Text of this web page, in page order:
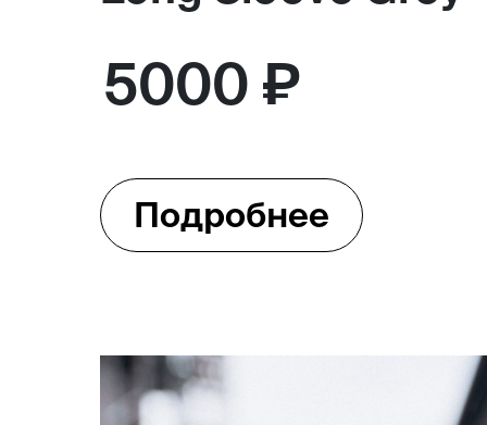
5000 ₽
Подробнее